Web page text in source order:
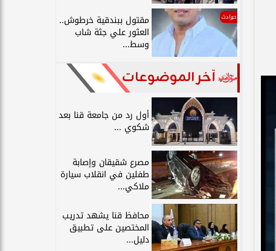
حوادث مقتول ببندقية خرطوش..
العثور علي جثة شاب
وسط...
آخر الموضوعات
أول رد من جامعة قنا بعد
شكوي ...
مصرع شقيقان وإصابة
طفلين في انقلاب سيارة
ملاكي...
محافظ قنا يشهد تدريب
المختصين على تطبيق
دليل...